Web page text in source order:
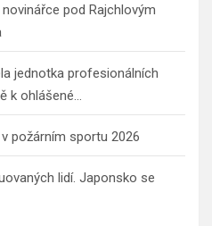
pod Rajchlovým
jednotka profesionálních
k ohlášené…
požárním sportu 2026
lidí. Japonsko se